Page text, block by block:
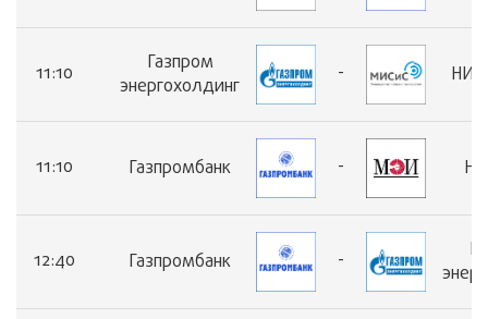
11:10
Газпром
энергохолдинг
-
11:10 Газпромбанк -
12:40 Газпромбанк -